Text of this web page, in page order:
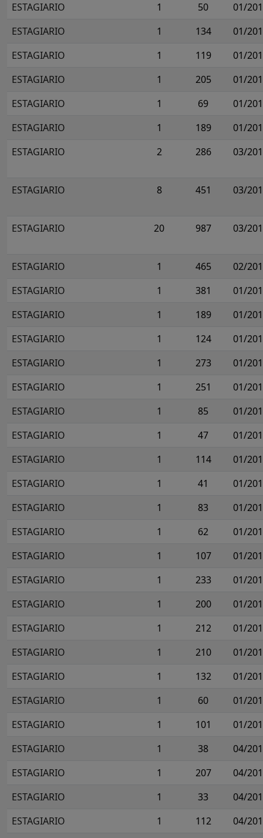
ESTAGIARIO
1 50
01/
ESTAGIARIO
1 134
01/
ESTAGIARIO
1 119
01/
ESTAGIARIO
1 205
01/
ESTAGIARIO
1 69
01/
ESTAGIARIO
1 189
01/
ESTAGIARIO
2 286 03/
ESTAGIARIO 8 451 03/
ESTAGIARIO 20 987 03/
ESTAGIARIO 1 465
02/
ESTAGIARIO
1 381
01/
ESTAGIARIO
1 189
01/
ESTAGIARIO
1 124
01/
ESTAGIARIO
1 273
01/
ESTAGIARIO
1 251
01/
ESTAGIARIO
1 85
01/
ESTAGIARIO
1 47
01/
ESTAGIARIO
1 114
01/
ESTAGIARIO
1 41
01/
ESTAGIARIO
1 83
01/
ESTAGIARIO
1 62
01/
ESTAGIARIO
1 107
01/
ESTAGIARIO
1 233
01/
ESTAGIARIO
1 200
01/
ESTAGIARIO
1 212
01/
ESTAGIARIO
1 210
01/
ESTAGIARIO
1 132
01/
ESTAGIARIO
1 60
01/
ESTAGIARIO
1 101
01/
ESTAGIARIO
1 38
04/
ESTAGIARIO
1 207
04/
ESTAGIARIO
1 33
04/
ESTAGIARIO
1 112 04/